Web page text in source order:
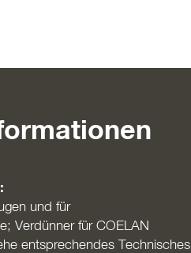
und für
Verdünner für COELAN
entsprechendes Technisches